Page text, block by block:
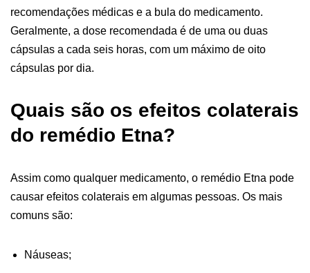
recomendações médicas e a bula do medicamento.
Geralmente, a dose recomendada é de uma ou duas
cápsulas a cada seis horas, com um máximo de oito
cápsulas por dia.
Quais são os efeitos colaterais
do remédio Etna?
Assim como qualquer medicamento, o remédio Etna pode
causar efeitos colaterais em algumas pessoas. Os mais
comuns são:
Náuseas;